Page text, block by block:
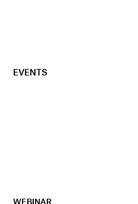
EVENTS
WEBINAR